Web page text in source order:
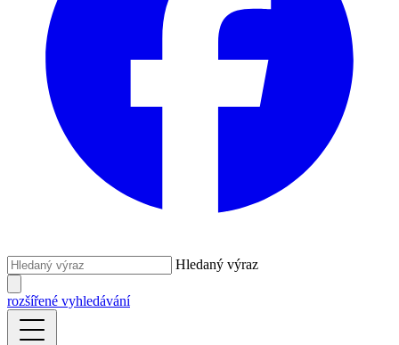
Hledaný výraz
rozšířené vyhledávání